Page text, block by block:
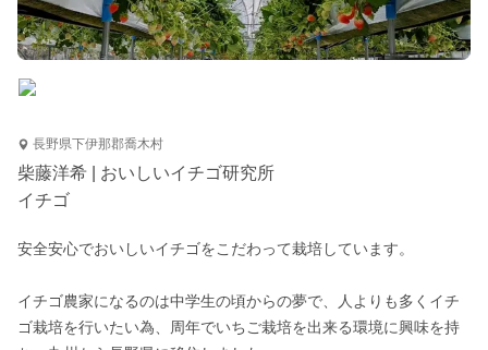
長野県下伊那郡喬木村
柴藤洋希 | おいしいイチゴ研究所
イチゴ
安全安心でおいしいイチゴをこだわって栽培しています。
イチゴ農家になるのは中学生の頃からの夢で、人よりも多くイチ
ゴ栽培を行いたい為、周年でいちご栽培を出来る環境に興味を持